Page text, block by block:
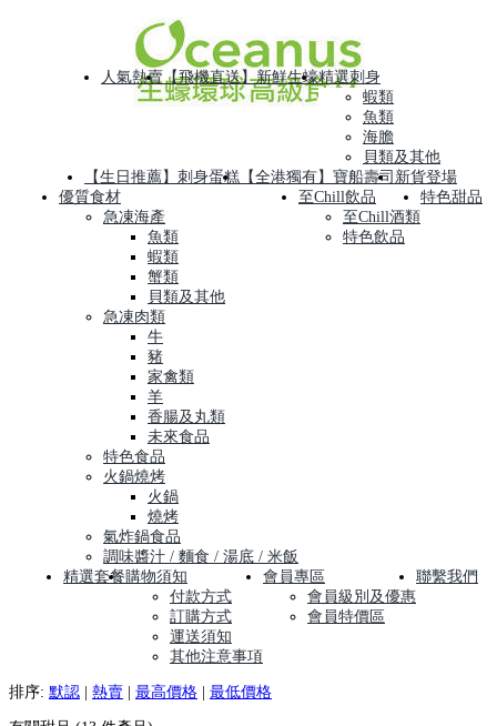
人氣熱賣【飛機直送】新鮮生蠔精選刺身
蝦類
魚類
海膽
貝類及其他
【生日推薦】刺身蛋糕 【全港獨有】寶船壽司 新貨登場
優質食材
急凍海產
魚類
蝦類
蟹類
貝類及其他
急凍肉類
牛
豬
家禽類
羊
香腸及丸類
未來食品
特色食品
火鍋燒烤
火鍋
燒烤
氣炸鍋食品
調味醬汁 / 麵食 / 湯底 / 米飯
至Chill飲品
至Chill酒類
特色飲品
特色甜品
精選套餐購物須知
付款方式
訂購方式
運送須知
其他注意事項
會員專區
會員級別及優惠
會員特價區
聯繫我們
排序: 默認 熱賣 最高價格 最低價格